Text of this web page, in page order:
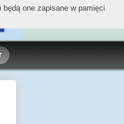
one zapisane w pamięci